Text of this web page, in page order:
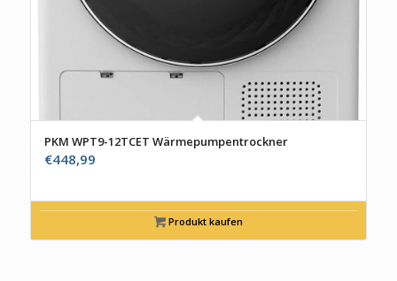
PKM WPT9-12TCET Wärmepumpentrockner
€448,99
Produkt kaufen